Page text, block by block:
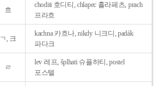
흐
choditi 호디티, chlapec 흘라페츠, prach
프라흐
ㄱ, 크
kachna 카흐나, nikdy 니크디, padák
파다크
ㄹ
lev 레프, šplhati 슈플하티, postel
포스텔